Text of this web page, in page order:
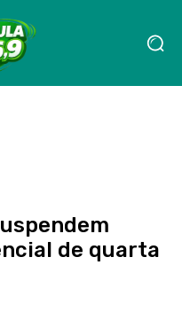
de quarta